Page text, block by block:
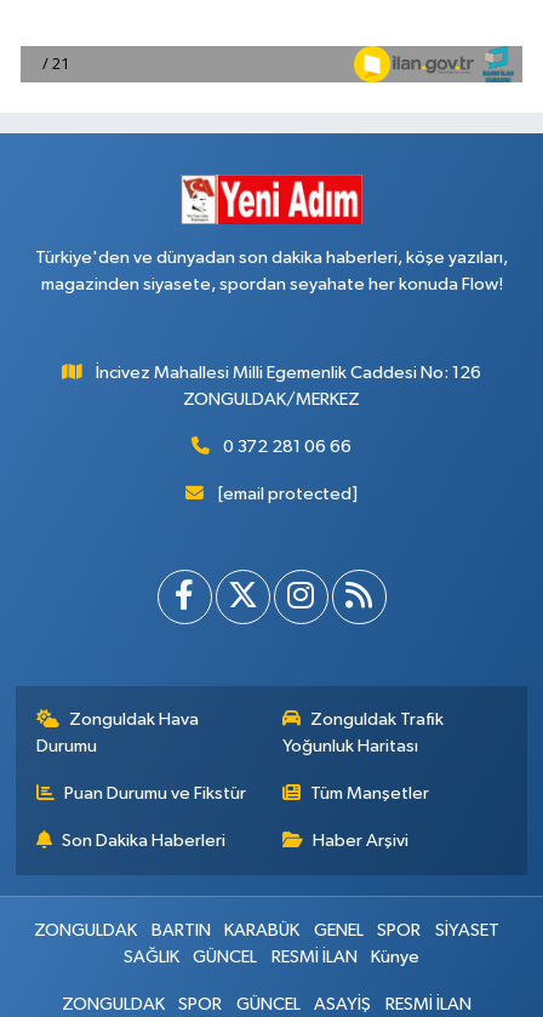
Türkiye'den ve dünyadan son dakika haberleri, köşe yazıları,
magazinden siyasete, spordan seyahate her konuda Flow!
İncivez Mahallesi Milli Egemenlik Caddesi No: 126
ZONGULDAK/MERKEZ
0 372 281 06 66
[email protected]
Zonguldak Hava
Durumu
Zonguldak Trafik
Yoğunluk Haritası
Puan Durumu ve Fikstür Tüm Manşetler
Son Dakika Haberleri Haber Arşivi
ZONGULDAK BARTIN KARABÜK GENEL SPOR
SİYASET
SAĞLIK
GÜNCEL RESMİ İLAN Künye
ZONGULDAK SPOR GÜNCEL ASAYİŞ RESMİ İLAN